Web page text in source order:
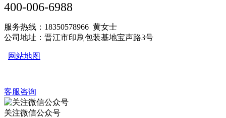
400-006-6988
服务热线：18350578966 黄女士
公司地址：晋江市印刷包装基地宝声路3号
网站地图
客服咨询
关注微信公众号